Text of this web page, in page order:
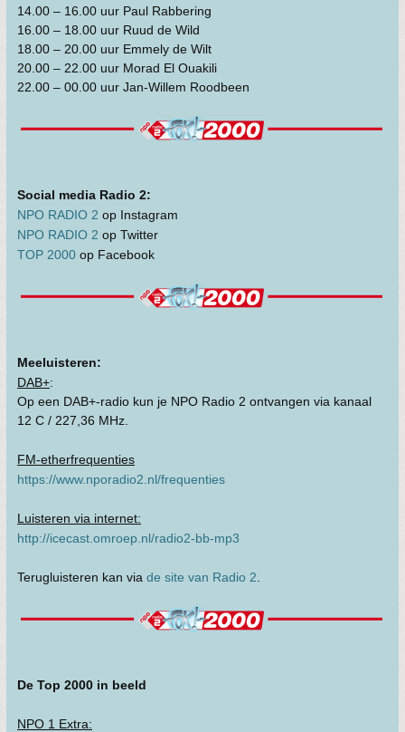
14.00 – 16.00 uur Paul Rabbering
16.00 – 18.00 uur Ruud de Wild
18.00 – 20.00 uur Emmely de Wilt
20.00 – 22.00 uur Morad El Ouakili
22.00 – 00.00 uur Jan-Willem Roodbeen
Social media Radio 2:
NPO RADIO 2 op Instagram
NPO RADIO 2 op Twitter
TOP 2000 op Facebook
Meeluisteren:
DAB+:
Op een DAB+-radio kun je NPO Radio 2 ontvangen via kanaal
12 C / 227,36 MHz.
FM-etherfrequenties
https://www.nporadio2.nl/frequenties
Luisteren via internet:
http://icecast.omroep.nl/radio2-bb-mp3
Terugluisteren kan via de site van Radio 2
De Top 2000 in beeld
NPO 1 Extra: